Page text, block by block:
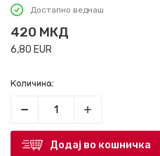
Достапно веднаш
420 МКД
6,80 EUR
Количина:
Додај во кошничка